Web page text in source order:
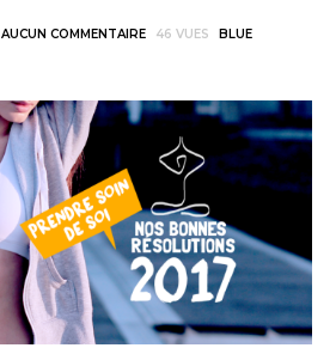
AUCUN COMMENTAIRE 46 VUES BLUE